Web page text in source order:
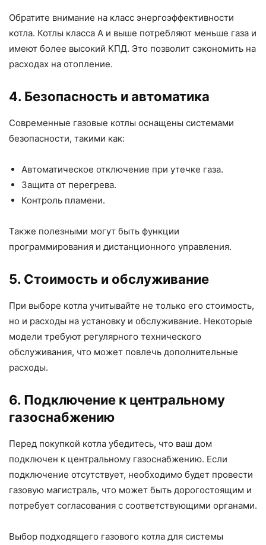
Обратите внимание на класс энергоэффективности
котла. Котлы класса А и выше потребляют меньше газа и
имеют более высокий КПД. Это позволит сэкономить на
расходах на отопление.
4. Безопасность и автоматика
Современные газовые котлы оснащены системами
безопасности, такими как:
Автоматическое отключение при утечке газа.
Защита от перегрева.
Контроль пламени.
Также полезными могут быть функции
программирования и дистанционного управления.
5. Стоимость и обслуживание
При выборе котла учитывайте не только его стоимость,
но и расходы на установку и обслуживание. Некоторые
модели требуют регулярного технического
обслуживания, что может повлечь дополнительные
расходы.
6. Подключение к центральному
газоснабжению
Перед покупкой котла убедитесь, что ваш дом
подключен к центральному газоснабжению. Если
подключение отсутствует, необходимо будет провести
газовую магистраль, что может быть дорогостоящим и
потребует согласования с соответствующими органами.
Выбор подходящего газового котла для системы